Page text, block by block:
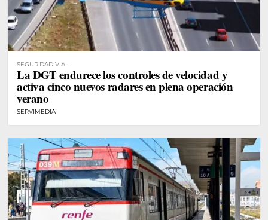
SEGURIDAD VIAL
La DGT endurece los controles de velocidad y
activa cinco nuevos radares en plena operación
verano
SERVIMEDIA